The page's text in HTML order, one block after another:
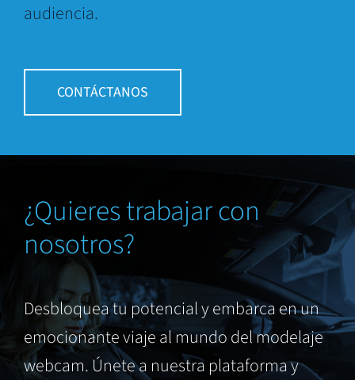
audiencia.
CONTÁCTANOS
¿Quieres trabajar con
nosotros?
Desbloquea tu potencial y embarca en un
emocionante viaje al mundo del modelaje
webcam. Únete a nuestra plataforma y